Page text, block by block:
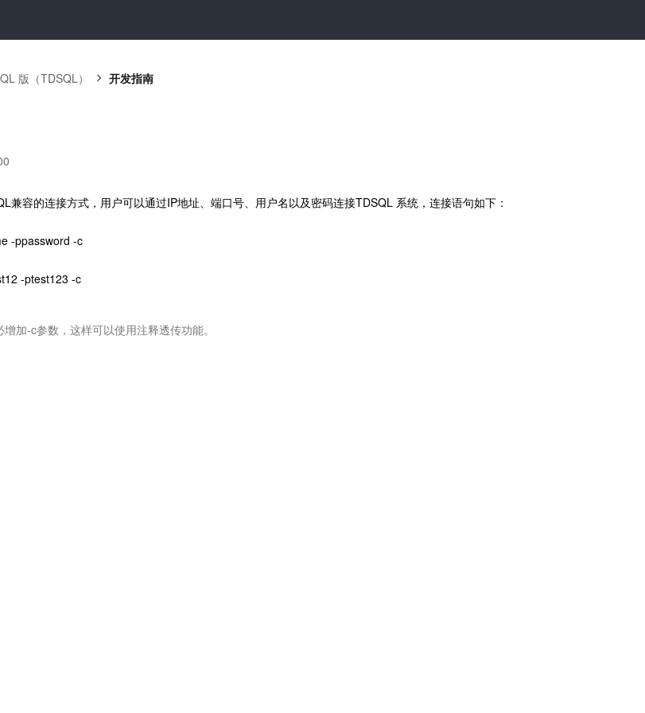
版（TDSQL） 开发指南
兼容的连接方式，用户可以通过IP地址、端口号、用户名以及密码连接TDSQL 系统，连接语句如下：
-ppassword -c
-ptest123 -c
加-c参数，这样可以使用注释透传功能。